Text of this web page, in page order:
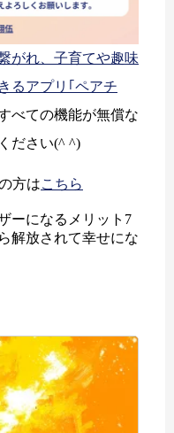
がれ、子育てや趣味
るアプリ｢ペアチ
べての機能が無償な
ださい(^ ^)
方はこちら
ーになるメリット7
解放されて幸せにな